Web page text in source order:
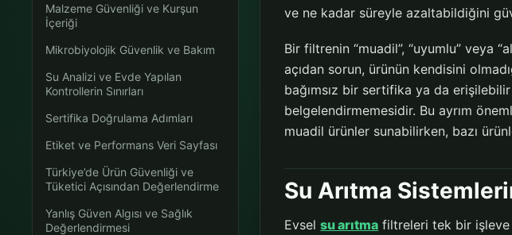
Malzeme Güvenliği ve Kurşun
İçeriği
Mikrobiyolojik Güvenlik ve Bakım
Su Analizi ve Evde Yapılan
Kontrollerin Sınırları
Sertifika Doğrulama Adımları
Etiket ve Performans Veri Sayfası
Türkiye’de Ürün Güvenliği ve
Tüketici Açısından Değerlendirme
Yanlış Güven Algısı ve Sağlık
Değerlendirmesi
ve ne kadar süreyle azaltabildiğini
Bir filtrenin “muadil”, “uyumlu” veya
açıdan sorun, ürünün kendisini
bağımsız bir sertifika ya da
belgelendirmemesidir. Bu ayrım
muadil ürünler sunabilirken, bazı
Su Arıtma
Evselsu arıtma filtreleri tek bir işleve